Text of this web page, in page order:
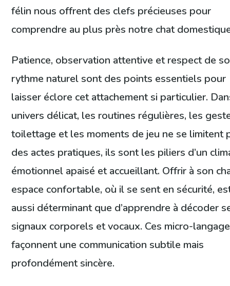
félin nous offrent des clefs précieuses pour
comprendre au plus près notre chat
Patience, observation attentive et respect de
rythme naturel sont des points essentiels pour
laisser éclore cet attachement si particulier.
univers délicat, les routines régulières, les
toilettage et les moments de jeu ne se limitent
des actes pratiques, ils sont les piliers d’un
émotionnel apaisé et accueillant. Offrir à son
espace confortable, où il se sent en sécurité,
aussi déterminant que d’apprendre à décoder
signaux corporels et vocaux. Ces micro-
façonnent une communication subtile mais
profondément sincère.